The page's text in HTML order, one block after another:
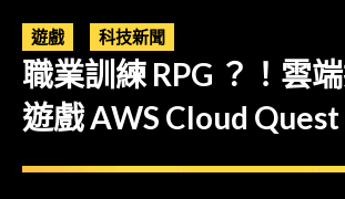
遊戲 科技新聞
職業訓練 RPG ？！雲
遊戲 AWS Cloud Quest